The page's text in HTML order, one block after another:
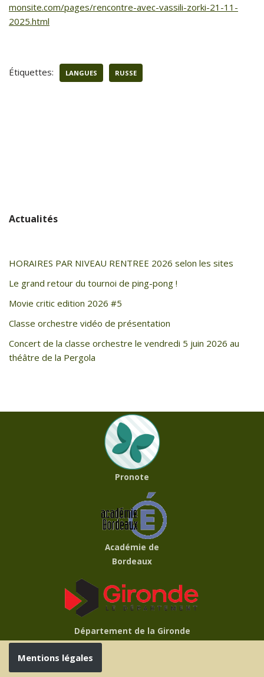
monsite.com/pages/rencontre-avec-vassili-zorki-21-11-
2025.html
Étiquettes: LANGUES RUSSE
Actualités
HORAIRES PAR NIVEAU RENTREE 2026 selon les sites
Le grand retour du tournoi de ping-pong !
Movie critic edition 2026 #5
Classe orchestre vidéo de présentation
Concert de la classe orchestre le vendredi 5 juin 2026 au
théâtre de la Pergola
Pronote
Académie de
Bordeaux
Département de la Gironde
Mentions légales